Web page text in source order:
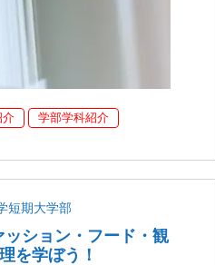
介 学部学科紹介
短期大学部
ション・フード・観
を学ぼう！